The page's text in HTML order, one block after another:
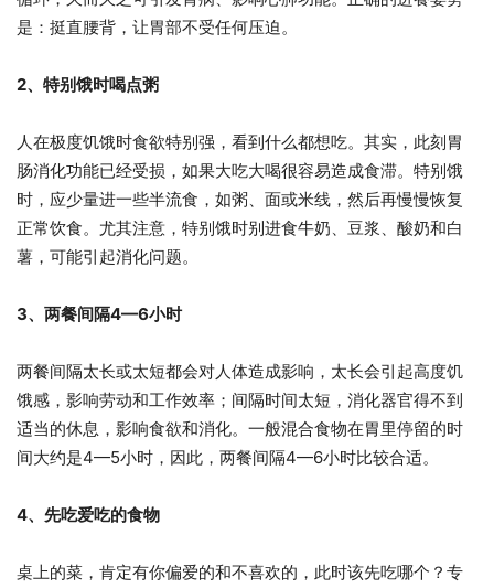
是：挺直腰背，让胃部不受任何压迫。
2、特别饿时喝点粥
人在极度饥饿时食欲特别强，看到什么都想吃。其实，此刻胃
肠消化功能已经受损，如果大吃大喝很容易造成食滞。特别饿
时，应少量进一些半流食，如粥、面或米线，然后再慢慢恢复
正常饮食。尤其注意，特别饿时别进食牛奶、豆浆、酸奶和白
薯，可能引起消化问题。
3、两餐间隔4—6小时
两餐间隔太长或太短都会对人体造成影响，太长会引起高度饥
饿感，影响劳动和工作效率；间隔时间太短，消化器官得不到
适当的休息，影响食欲和消化。一般混合食物在胃里停留的时
间大约是4—5小时，因此，两餐间隔4—6小时比较合适。
4、先吃爱吃的食物
桌上的菜，肯定有你偏爱的和不喜欢的，此时该先吃哪个？专